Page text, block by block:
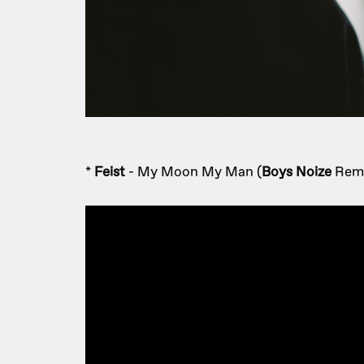
* Feist - My Moon My Man (Boys Noize